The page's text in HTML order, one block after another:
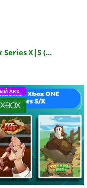
X|S (...
АКК